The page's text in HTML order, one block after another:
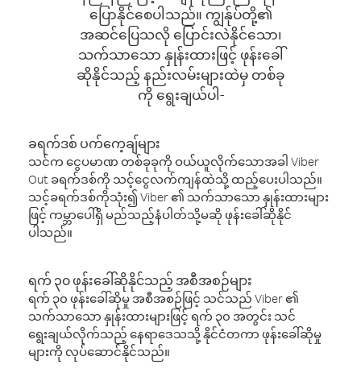
ပြောနိုင်စေပါသည်။ ကျွန်ုပ်တို့၏
အဆင်ပြေသလို ပြောင်းလဲနိုင်သော၊
သက်သာသော နှုန်းထားဖြင့် ဖုန်းခေါ်
ဆိုနိုင်သည့် နည်းလမ်းများထဲမှ တစ်ခု
ကို ရွေးချယ်ပါ-
ခရက်ဒစ် ပက်ကေ့ချ်များ
သင်က ငွေပမာဏ တစ်ခုခုကို ဝယ်ယူလိုက်သောအခါ Viber
Out ခရက်ဒစ်ကို သင့်ငွေလက်ကျန်ထဲသို့ ထည့်ပေးပါသည်။
သင့်ခရက်ဒစ်ကိုသုံး၍ Viber ၏ သက်သာသော နှုန်းထားများ
ဖြင့် ကမ္ဘာပေါ်ရှိ မည်သည့်နံပါတ်သို့မဆို ဖုန်းခေါ်ဆိုနိုင်
ပါသည်။
ရက် ၃၀ ဖုန်းခေါ်ဆိုနိုင်သည့် အစီအစဉ်များ
ရက် ၃၀ ဖုန်းခေါ်ဆိုမှု အစီအစဉ်ဖြင့် သင်သည် Viber ၏
သက်သာသော နှုန်းထားများဖြင့် ရက် ၃၀ အတွင်း သင်
ရွေးချယ်လိုက်သည့် နေရာဒေသသို့ နိုင်ငံတကာ ဖုန်းခေါ်ဆိုမှု
များကို လုပ်ဆောင်နိုင်သည်။